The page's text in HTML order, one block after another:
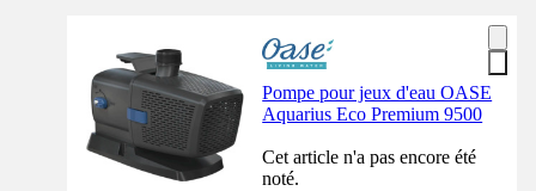
Pompe pour jeux d'eau OASE
Aquarius Eco Premium 9500
Cet article n'a pas encore été
noté.